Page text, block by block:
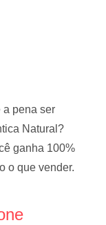
a pena ser
Natural?
ganha 100%
o que vender.